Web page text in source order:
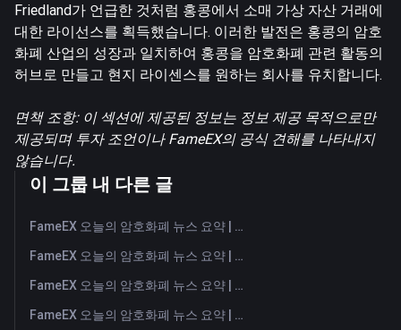
Friedland가 언급한 것처럼 홍콩에서 소매 가상 자산 거래에
대한 라이선스를 획득했습니다. 이러한 발전은 홍콩의 암호
화폐 산업의 성장과 일치하여 홍콩을 암호화폐 관련 활동의
허브로 만들고 현지 라이센스를 원하는 회사를 유치합니다.
면책 조항: 이 섹션에 제공된 정보는 정보 제공 목적으로만
제공되며 투자 조언이나 FameEX의 공식 견해를 나타내지
않습니다.
이 그룹 내 다른 글
FameEX 오늘의 암호화폐 뉴스 요약 | 2026년 8월 6일
FameEX 오늘의 암호화폐 뉴스 요약 | 2026년 8월 5일
FameEX 오늘의 암호화폐 뉴스 요약 | 2026년 8월 4일
FameEX 오늘의 암호화폐 뉴스 요약 | 2026년 8월 3일